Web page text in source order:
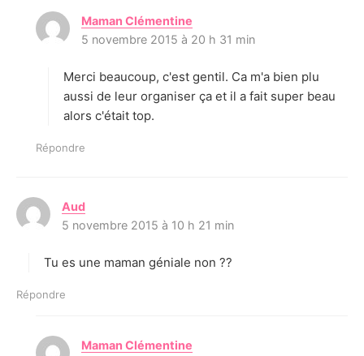
Maman Clémentine
i
:
5 novembre 2015 à 20 h 31 min
Merci beaucoup, c'est gentil. Ca m'a bien plu
aussi de leur organiser ça et il a fait super beau
alors c'était top.
Répondre
Aud
i
:
5 novembre 2015 à 10 h 21 min
Tu es une maman géniale non ??
Répondre
Maman Clémentine